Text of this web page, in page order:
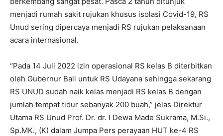
menjadi rumah sakit rujukan khusus isolasi Covid-19, RS
Unud sering dipercaya menjadi RS rujukan pelaksanaan
acara internasional.
“Pada 14 Juli 2022 izin operasional RS kelas B diterbitkan
oleh Gubernur Bali untuk RS Udayana sehingga sekarang
RS UNUD sudah naik kelas menjadi RS kelas B dengan
jumlah tempat tidur sebanyak 200 buah,” jelas Direktur
Utama RS Unud Prof. Dr. dr. I Dewa Made Sukrama, M.Si.,
Sp.MK., (K) dalam Jumpa Pers perayaan HUT ke-4 RS